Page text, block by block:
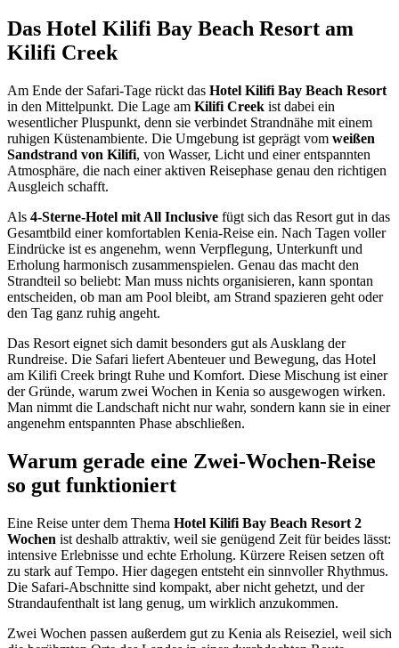
Das Hotel Kilifi Bay Beach Resort am
Kilifi Creek
Am Ende der Safari-Tage rückt das Hotel Kilifi Bay Beach Resort
in den Mittelpunkt. Die Lage am Kilifi Creek ist dabei ein
wesentlicher Pluspunkt, denn sie verbindet Strandnähe mit einem
ruhigen Küstenambiente. Die Umgebung ist geprägt vom weißen
Sandstrand von Kilifi, von Wasser, Licht und einer entspannten
Atmosphäre, die nach einer aktiven Reisephase genau den richtigen
Ausgleich schafft.
Als 4-Sterne-Hotel mit All Inclusive fügt sich das Resort gut in das
Gesamtbild einer komfortablen Kenia-Reise ein. Nach Tagen voller
Eindrücke ist es angenehm, wenn Verpflegung, Unterkunft und
Erholung harmonisch zusammenspielen. Genau das macht den
Strandteil so beliebt: Man muss nichts organisieren, kann spontan
entscheiden, ob man am Pool bleibt, am Strand spazieren geht oder
den Tag ganz ruhig angeht.
Das Resort eignet sich damit besonders gut als Ausklang der
Rundreise. Die Safari liefert Abenteuer und Bewegung, das Hotel
am Kilifi Creek bringt Ruhe und Komfort. Diese Mischung ist einer
der Gründe, warum zwei Wochen in Kenia so ausgewogen wirken.
Man nimmt die Landschaft nicht nur wahr, sondern kann sie in einer
angenehm entspannten Phase abschließen.
Warum gerade eine Zwei-Wochen-Reise
so gut funktioniert
Eine Reise unter dem Thema Hotel Kilifi Bay Beach Resort 2
Wochen ist deshalb attraktiv, weil sie genügend Zeit für beides lässt:
intensive Erlebnisse und echte Erholung. Kürzere Reisen setzen oft
zu stark auf Tempo. Hier dagegen entsteht ein sinnvoller Rhythmus.
Die Safari-Abschnitte sind kompakt, aber nicht gehetzt, und der
Strandaufenthalt ist lang genug, um wirklich anzukommen.
Zwei Wochen passen außerdem gut zu Kenia als Reiseziel, weil sich